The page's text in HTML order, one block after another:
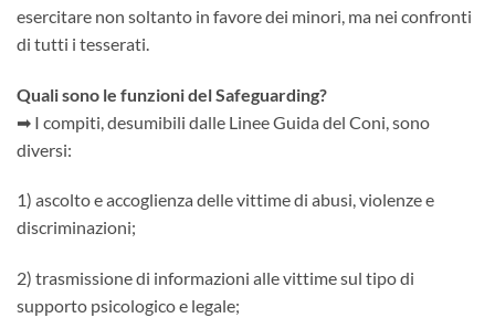
esercitare non soltanto in favore dei minori, ma nei confronti
di tutti i tesserati.
Quali sono le funzioni del Safeguarding?
➡ I compiti, desumibili dalle Linee Guida del Coni, sono
diversi:
1) ascolto e accoglienza delle vittime di abusi, violenze e
discriminazioni;
2) trasmissione di informazioni alle vittime sul tipo di
supporto psicologico e legale;